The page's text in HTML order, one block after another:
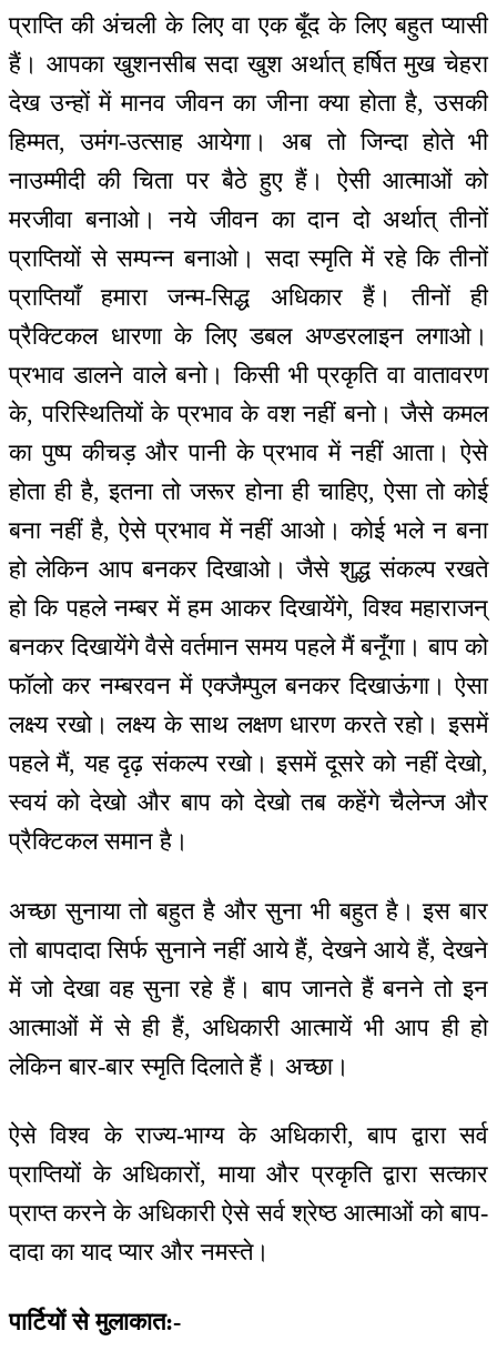
प्राप्ति की अंचली के लिए वा एक बूँद के लिए बहुत प्यासी
हैं। आपका खुशनसीब सदा खुश अर्थात् हर्षित मुख चेहरा
देख उन्हों में मानव जीवन का जीना क्या होता है, उसकी
हिम्मत, उमंग-उत्साह आयेगा। अब तो जिन्दा होते भी
नाउम्मीदी की चिता पर बैठे हुए हैं। ऐसी आत्माओं को
मरजीवा बनाओ। नये जीवन का दान दो अर्थात् तीनों
प्राप्तियों से सम्पन्न बनाओ। सदा स्मृति में रहे कि तीनों
प्राप्तियाँ हमारा जन्म-सिद्ध अधिकार हैं। तीनों ही
प्रैक्टिकल धारणा के लिए डबल अण्डरलाइन लगाओ।
प्रभाव डालने वाले बनो। किसी भी प्रकृति वा वातावरण
के, परिस्थितियों के प्रभाव के वश नहीं बनो। जैसे कमल
का पुष्प कीचड़ और पानी के प्रभाव में नहीं आता। ऐसे
होता ही है, इतना तो जरूर होना ही चाहिए, ऐसा तो कोई
बना नहीं है, ऐसे प्रभाव में नहीं आओ। कोई भले न बना
हो लेकिन आप बनकर दिखाओ। जैसे शुद्ध संकल्प रखते
हो कि पहले नम्बर में हम आकर दिखायेंगे, विश्व महाराजन्
बनकर दिखायेंगे वैसे वर्तमान समय पहले मैं बनूँगा। बाप को
फॉलो कर नम्बरवन में एक्जैम्पुल बनकर दिखाऊंगा। ऐसा
लक्ष्य रखो। लक्ष्य के साथ लक्षण धारण करते रहो। इसमें
पहले मैं, यह दृढ़ संकल्प रखो। इसमें दूसरे को नहीं देखो,
स्वयं को देखो और बाप को देखो तब कहेंगे चैलेन्ज और
प्रैक्टिकल समान है।
अच्छा सुनाया तो बहुत है और सुना भी बहुत है। इस बार
तो बापदादा सिर्फ सुनाने नहीं आये हैं, देखने आये हैं, देखने
में जो देखा वह सुना रहे हैं। बाप जानते हैं बनने तो इन
आत्माओं में से ही हैं, अधिकारी आत्मायें भी आप ही हो
लेकिन बार-बार स्मृति दिलाते हैं। अच्छा।
ऐसे विश्व के राज्य-भाग्य के अधिकारी, बाप द्वारा सर्व
प्राप्तियों के अधिकारों, माया और प्रकृति द्वारा सत्कार
प्राप्त करने के अधिकारी ऐसे सर्व श्रेष्ठ आत्माओं को बाप-
दादा का याद प्यार और नमस्ते।
पार्टियों से मुलाकात:-